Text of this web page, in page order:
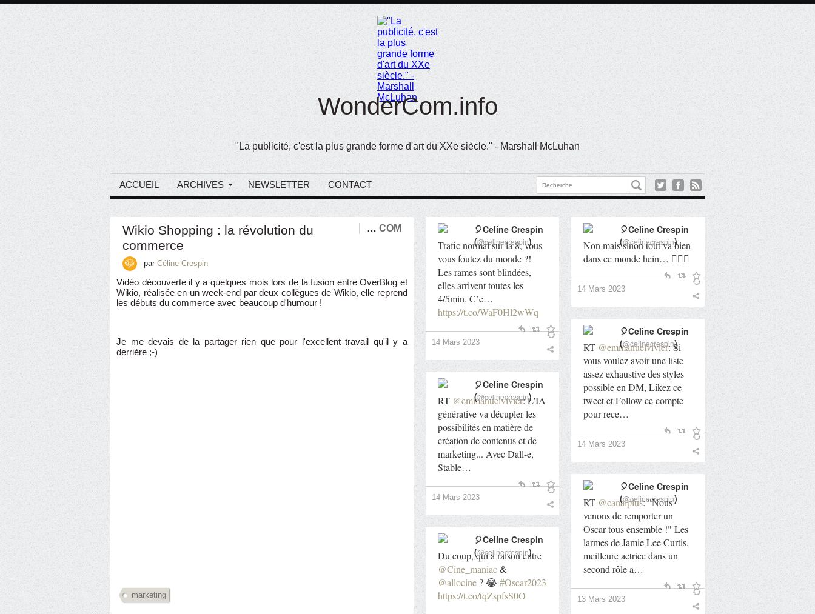
WonderCom.info
"La publicité, c'est la plus grande forme d'art du XXe siècle." - Marshall McLuhan
ACCUEIL ARCHIVES NEWSLETTER CONTACT
Wikio Shopping : la révolution du
commerce
… COM
par Céline Crespin
Vidéo découverte il y a quelques mois lors de la fusion entre OverBlog et
Wikio, réalisée en un week-end par deux collègues de Wikio, elle reprend
les débuts du commerce avec beaucoup d'humour !
Je me devais de la partager rien que pour l'excellent travail qu'il y a
derrière ;-)
marketing
Trafic normal sur la 8, vous
vous foutez du monde ?!
Les rames sont blindées,
elles arrivent toutes les
4/5min. C’e…
https://t.co/WaF0Hl2wWq
🎈Celine Crespin
(@celinecrespin)
14 Mars 2023
Non mais sinon tout va bien
dans ce monde hein… 🤦🏻‍♀️
🎈Celine Crespin
(@celinecrespin)
14 Mars 2023
RT @emmanuelvivier: Si
vous voulez avoir une liste
assez exhaustive des styles
possible en DM, Likez ce
tweet et Follow ce compte
pour rece…
🎈Celine Crespin
(@celinecrespin)
14 Mars 2023
RT @emmanuelvivier: L'IA
générative va décupler les
possibilités en matière de
création de contenus et de
marketing... Avec Dall-e,
Stable…
🎈Celine Crespin
(@celinecrespin)
14 Mars 2023 RT @canalplus: "Nous
venons de remporter un
Oscar tous ensemble !" Les
larmes de Jamie Lee Curtis,
meilleure actrice dans un
second rôle a…
🎈Celine Crespin
(@celinecrespin)
13 Mars 2023
Du coup, qui a raison entre
@Cine_maniac&
@allocine ? 😂 #Oscar2023
https://t.co/tqZspfsS0O
🎈Celine Crespin
(@celinecrespin)